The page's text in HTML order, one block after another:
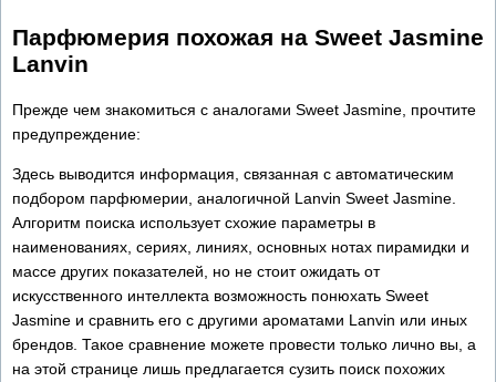
Парфюмерия похожая на Sweet Jasmine
Lanvin
Прежде чем знакомиться с аналогами Sweet Jasmine, прочтите
предупреждение:
Здесь выводится информация, связанная с автоматическим
подбором парфюмерии, аналогичной Lanvin Sweet Jasmine.
Алгоритм поиска использует схожие параметры в
наименованиях, сериях, линиях, основных нотах пирамидки и
массе других показателей, но не стоит ожидать от
искусственного интеллекта возможность понюхать Sweet
Jasmine и сравнить его с другими ароматами Lanvin или иных
брендов. Такое сравнение можете провести только лично вы, а
на этой странице лишь предлагается сузить поиск похожих